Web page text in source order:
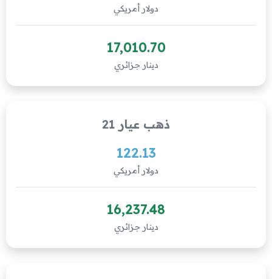
دولار أمريكي
17,010.70
دينار جزائري
ذهب عيار 21
122.13
دولار أمريكي
16,237.48
دينار جزائري